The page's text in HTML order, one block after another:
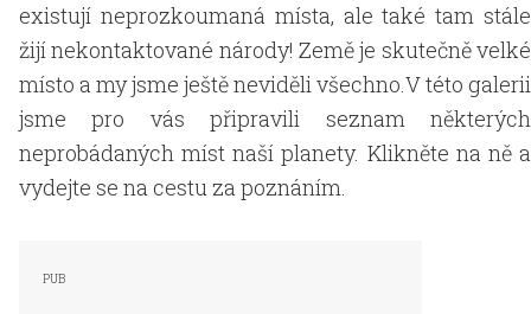
existují neprozkoumaná místa, ale také tam stále
žijí nekontaktované národy! Země je skutečně velké
místo a my jsme ještě neviděli všechno.V této galerii
jsme pro vás připravili seznam některých
neprobádaných míst naší planety. Klikněte na ně a
vydejte se na cestu za poznáním.